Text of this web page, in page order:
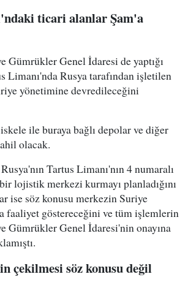
ticari alanlar Şam'a
Gümrükler Genel İdaresi de yaptığı
Limanı'nda Rusya tarafından işletilen
yönetimine devredileceğini
ile buraya bağlı depolar ve diğer
olacak.
Tartus Limanı'nın 4 numaralı
lojistik merkezi kurmayı planladığını
ise söz konusu merkezin Suriye
faaliyet göstereceğini ve tüm işlemlerin
Gümrükler Genel İdaresi'nin onayına
çekilmesi söz konusu değil